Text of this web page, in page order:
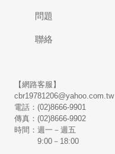
問題
聯絡
【網路客服】
cbr19781206@yahoo.com.tw
電話：(02)8666-9901
傳真：(02)8666-9902
時間：週一－週五
9:00－18:00